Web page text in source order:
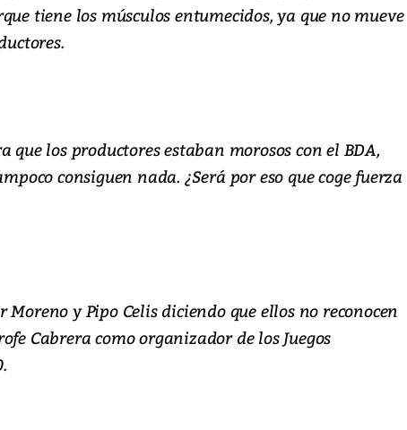
tiene los músculos entumecidos, ya que no mueve
que los productores estaban morosos con el BDA,
consiguen nada. ¿Será por eso que coge fuerza
Moreno y Pipo Celis diciendo que ellos no reconocen
Cabrera como organizador de los Juegos